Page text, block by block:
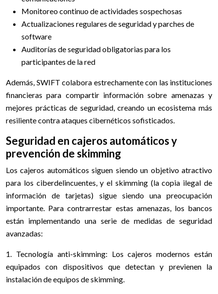
Monitoreo continuo de actividades sospechosas
Actualizaciones regulares de seguridad y parches de
software
Auditorías de seguridad obligatorias para los
participantes de la red
Además, SWIFT colabora estrechamente con las instituciones
financieras para compartir información sobre amenazas y
mejores prácticas de seguridad, creando un ecosistema más
resiliente contra ataques cibernéticos sofisticados.
Seguridad en cajeros automáticos y
prevención de skimming
Los cajeros automáticos siguen siendo un objetivo atractivo
para los ciberdelincuentes, y el skimming (la copia ilegal de
información de tarjetas) sigue siendo una preocupación
importante. Para contrarrestar estas amenazas, los bancos
están implementando una serie de medidas de seguridad
avanzadas:
1. Tecnología anti-skimming: Los cajeros modernos están
equipados con dispositivos que detectan y previenen la
instalación de equipos de skimming.